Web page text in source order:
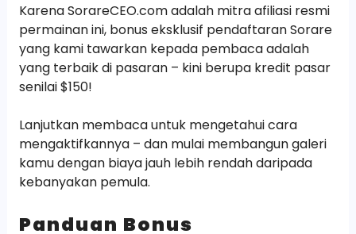
Karena SorareCEO.com adalah mitra afiliasi resmi
permainan ini, bonus eksklusif pendaftaran Sorare
yang kami tawarkan kepada pembaca adalah
yang terbaik di pasaran – kini berupa kredit pasar
senilai $150!
Lanjutkan membaca untuk mengetahui cara
mengaktifkannya – dan mulai membangun galeri
kamu dengan biaya jauh lebih rendah daripada
kebanyakan pemula.
Panduan Bonus